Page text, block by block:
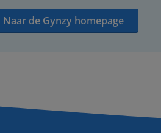
Naar de Gynzy homepage